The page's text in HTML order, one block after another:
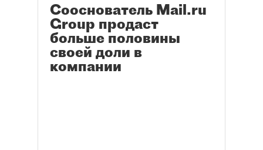
Сооснователь Mail.ru
Group продаст
больше половины
своей доли в
компании